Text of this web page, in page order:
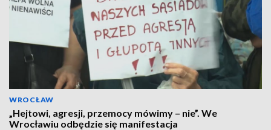
WROCŁAW
„Hejtowi, agresji, przemocy mówimy – nie”. We
Wrocławiu odbędzie się manifestacja